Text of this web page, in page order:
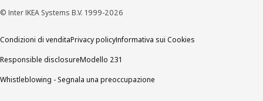
© Inter IKEA Systems B.V. 1999-2026
Condizioni di venditaPrivacy policyInformativa sui Cookies
Responsible disclosureModello 231
Whistleblowing - Segnala una preoccupazione